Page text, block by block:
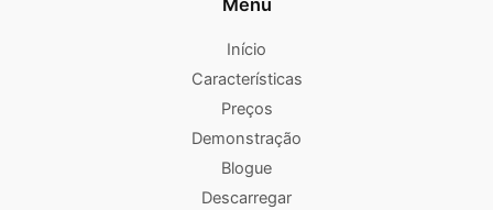
Início
Características
Preços
Demonstração
Blogue
Descarregar